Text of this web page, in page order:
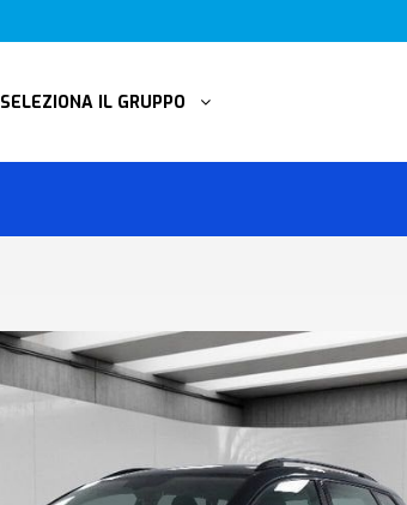
SELEZIONA IL GRUPPO